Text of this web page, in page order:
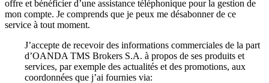
offre et bénéficier d’une assistance téléphonique pour la gestion de
mon compte. Je comprends que je peux me désabonner de ce
service à tout moment.
J’accepte de recevoir des informations commerciales de la part
d’OANDA TMS Brokers S.A. à propos de ses produits et
services, par exemple des actualités et des promotions, aux
coordonnées que j’ai fournies via: